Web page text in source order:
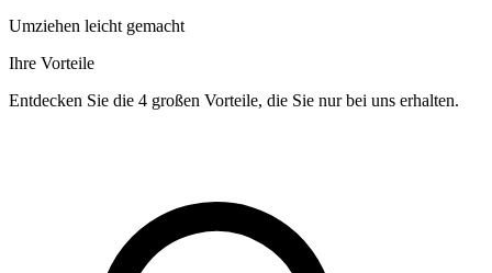
Umziehen leicht gemacht
Ihre Vorteile
Entdecken Sie die 4 großen Vorteile, die Sie nur bei uns erhalten.